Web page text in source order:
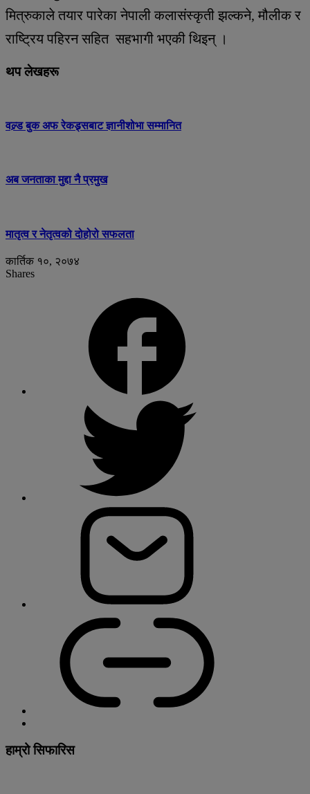
मित्रुकाले तयार पारेका नेपाली कलासंस्कृती झल्कने, मौलीक र
राष्ट्रिय पहिरन सहित सहभागी भएकी थिइन् ।
थप लेखहरू
वल्र्ड बुक अफ रेकड्र्सबाट ज्ञानीशोभा सम्मानित
अब जनताका मुद्दा नै प्रमुख
मातृत्व र नेतृत्वको दोहोरो सफलता
कार्तिक १०, २०७४
Shares
हाम्रो सिफारिस